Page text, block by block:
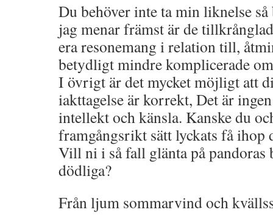
Du behöver inte ta min liknelse
jag menar främst är de
era resonemang i relation till,
betydligt mindre komplicerade
I övrigt är det mycket möjligt att
iakttagelse är korrekt, Det är
intellekt och känsla. Kanske du
framgångsrikt sätt lyckats få ihop
Vill ni i så fall glänta på pandoras
dödliga?
Från ljum sommarvind och